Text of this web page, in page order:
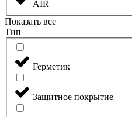
AIR
Показать все
Тип
Герметик
Защитное покрытие